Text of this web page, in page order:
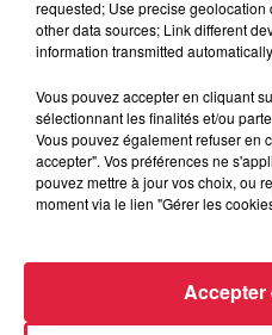
15h54
Tags
14h33
Au zoo de
requested; Use precise
other data sources; Link different
information transmitted
Vous pouvez accepter en cliquant
sélectionnant les finalités et/ou
Vous pouvez également refuser en
accepter". Vos préférences ne
pouvez mettre à jour vos choix, ou
moment via le lien "Gérer les
Accepter